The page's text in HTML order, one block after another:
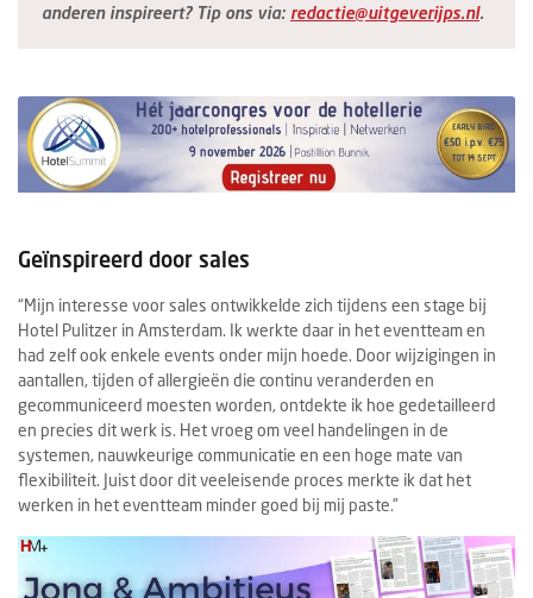
anderen inspireert? Tip ons via: redactie@uitgeverijps.nl.
Geïnspireerd door sales
“Mijn interesse voor sales ontwikkelde zich tijdens een stage bij
Hotel Pulitzer in Amsterdam. Ik werkte daar in het eventteam en
had zelf ook enkele events onder mijn hoede. Door wijzigingen in
aantallen, tijden of allergieën die continu veranderden en
gecommuniceerd moesten worden, ontdekte ik hoe gedetailleerd
en precies dit werk is. Het vroeg om veel handelingen in de
systemen, nauwkeurige communicatie en een hoge mate van
flexibiliteit. Juist door dit veeleisende proces merkte ik dat het
werken in het eventteam minder goed bij mij paste.”